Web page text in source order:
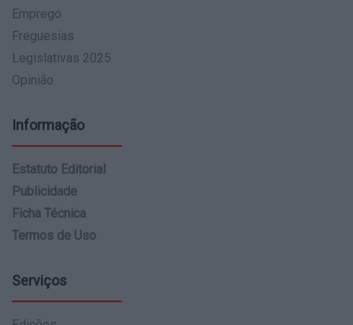
Emprego
Freguesias
Legislativas 2025
Opinião
Informação
Estatuto Editorial
Publicidade
Ficha Técnica
Termos de Uso
Serviços